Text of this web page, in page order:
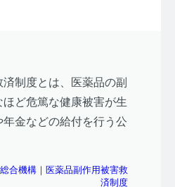
制度とは、医薬品の副
ど危篤な健康被害が生
年金などの給付を行う公
合機構｜医薬品副作用被害救
済制度